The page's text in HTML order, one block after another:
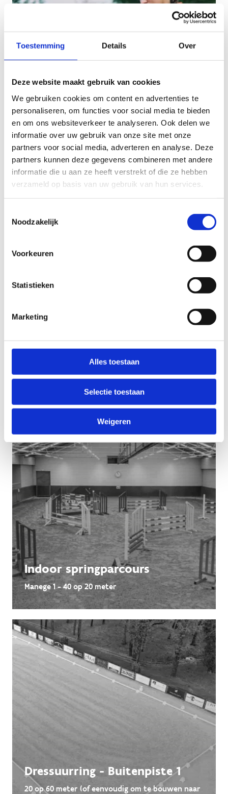
Toestemming Details Over
Deze website maakt gebruik van cookies
We gebruiken cookies om content en advertenties te
personaliseren, om functies voor social media te bieden
en om ons websiteverkeer te analyseren. Ook delen we
informatie over uw gebruik van onze site met onze
partners voor social media, adverteren en analyse. Deze
partners kunnen deze gegevens combineren met andere
informatie die u aan ze heeft verstrekt of die ze hebben
verzameld op basis van uw gebruik van hun services.
Noodzakelijk
Voorkeuren
Statistieken
Marketing
Alles toestaan
Selectie toestaan
Weigeren
Jaarabonnement
Geniet een heel jaar lang van onze paardrijpistes
50 op 80 meter
Indoor springparcours
Manege 1 - 40 op 20 meter
Dressuurring - Buitenpiste 1
20 op 60 meter (of eenvoudig om te bouwen naar